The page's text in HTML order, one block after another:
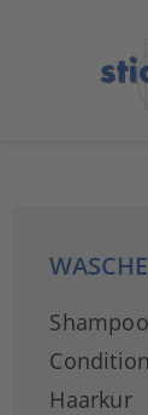
Shampoo
Haarkur